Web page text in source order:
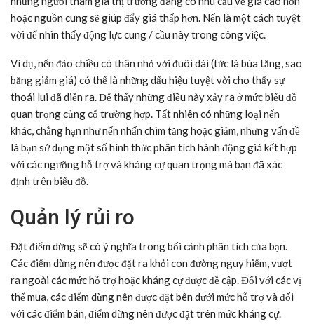
hoặc nguồn cung sẽ giúp đẩy giá thấp hơn. Nến là một cách tuyệt
vời để nhìn thấy động lực cung / cầu này trong công việc.
Ví dụ, nến đảo chiều có thân nhỏ với đuôi dài (tức là búa tăng, sao
băng giảm giá) có thể là những dấu hiệu tuyệt vời cho thấy sự
thoái lui đã diễn ra. Để thấy những điều này xảy ra ở mức biểu đồ
quan trọng củng cố trường hợp. Tất nhiên có những loại nến
khác, chẳng hạn như nến nhấn chìm tăng hoặc giảm, nhưng vấn đề
là bạn sử dụng một số hình thức phân tích hành động giá kết hợp
với các ngưỡng hỗ trợ và kháng cự quan trọng mà bạn đã xác
định trên biểu đồ.
Quản lý rủi ro
Đặt điểm dừng sẽ có ý nghĩa trong bối cảnh phân tích của bạn.
Các điểm dừng nên được đặt ra khỏi con đường nguy hiểm, vượt
ra ngoài các mức hỗ trợ hoặc kháng cự được đề cập. Đối với các vị
thế mua, các điểm dừng nên được đặt bên dưới mức hỗ trợ và đối
với các điểm bán, điểm dừng nên được đặt trên mức kháng cự.